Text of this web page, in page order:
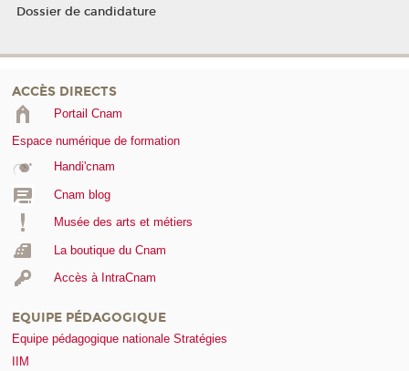
Dossier de candidature
ACCÈS DIRECTS
Portail Cnam
Espace numérique de formation
Handi'cnam
Cnam blog
Musée des arts et métiers
La boutique du Cnam
Accès à IntraCnam
EQUIPE PÉDAGOGIQUE
Equipe pédagogique nationale Stratégies
IIM